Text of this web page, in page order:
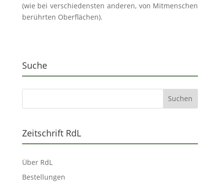
(wie bei verschiedensten anderen, von Mitmenschen
berührten Oberflächen).
Suche
Zeitschrift RdL
Über RdL
Bestellungen